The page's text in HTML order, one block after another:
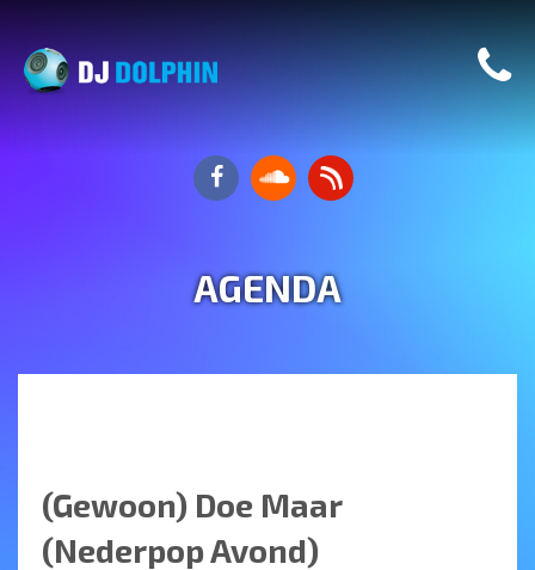
AGENDA
(Gewoon) Doe Maar
(Nederpop Avond)